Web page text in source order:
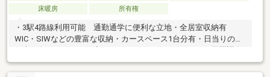
床暖房
所有権
・3駅4路線利用可能 通勤通学に便利な立地・全居室収納有
WIC・SIWなどの豊富な収納・カースペース1台分有・日当りの良
い南西向きバルコニー◆インフォメーション・みらいく田園調布
本町園徒歩3分・東調布中学校徒歩4分・東調布第一小学校徒歩4
分・まいばすけっと沼部店徒歩4分・ファミリーマート田園調布本